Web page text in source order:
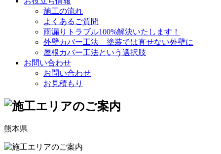
施工の流れ
よくあるご質問
雨漏りトラブル100%解決いたします！
外壁カバー工法 塗装では直せない外壁に
屋根カバー工法という選択肢
お問い合わせ
お問い合わせ
お見積もり
熊本県